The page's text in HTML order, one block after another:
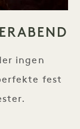
ingen
fest